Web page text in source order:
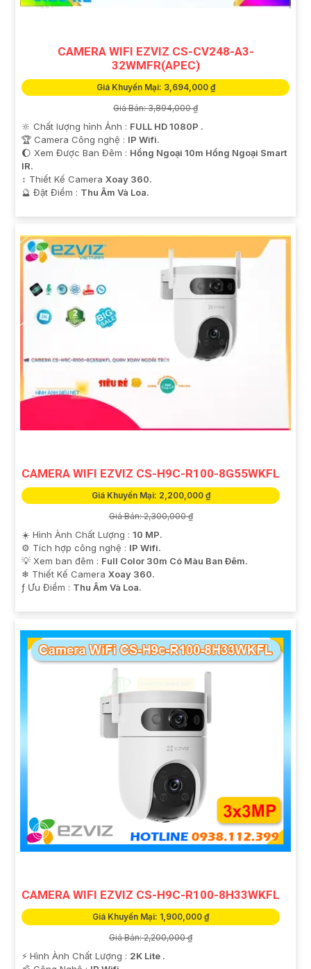
CAMERA WIFI EZVIZ CS-CV248-A3-
32WMFR(APEC)
Giá Khuyến Mại: 3,694,000 ₫
Giá Bán: 3,894,000 ₫
🔆 Chất lượng hình Ảnh : FULL HD 1080P .
🏆 Camera Công nghệ : IP Wifi.
🌔 Xem Được Ban Đêm : Hồng Ngoại 10m Hồng Ngoại Smart
IR.
↕️ Thiết Kế Camera Xoay 360.
️🔮 Đặt Điểm : Thu Âm Và Loa.
CAMERA WIFI EZVIZ CS-H9C-R100-8G55WKFL
Giá Khuyến Mại: 2,200,000 ₫
Giá Bán: 2,300,000 ₫
☀️ Hình Ành Chất Lượng : 10 MP.
⚙ Tích hợp công nghệ : IP Wifi.
💡 Xem ban đêm : Full Color 30m Có Màu Ban Ðêm.
❄ Thiết Kế Camera Xoay 360.
️ƒ Ưu Điểm : Thu Âm Và Loa.
CAMERA WIFI EZVIZ CS-H9C-R100-8H33WKFL
Giá Khuyến Mại: 1,900,000 ₫
Giá Bán: 2,200,000 ₫
️⚡ Hình Ành Chất Lượng : 2K Lite .